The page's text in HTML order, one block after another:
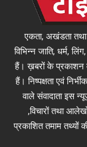
एकता, अखंडता तथा
विभिन्न जाति, धर्म,
हैं। ख़बरों के प्रकाशन में
हैं। निष्पक्षता एवं
वाले संवादाता इस
,विचारों तथा
प्रकाशित तमाम तथ्यों